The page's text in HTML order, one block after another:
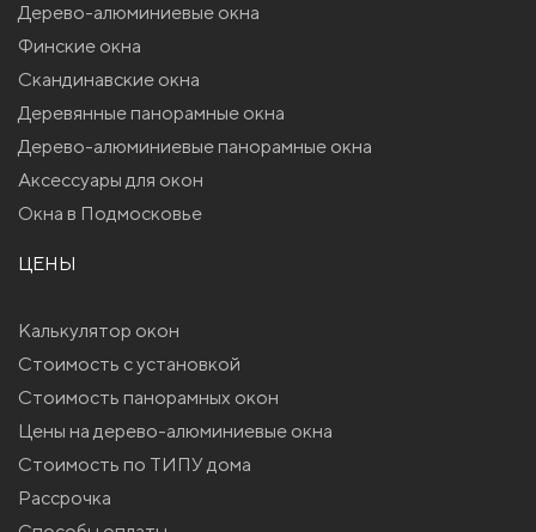
Дерево-алюминиевые окна
Финские окна
Скандинавские окна
Деревянные панорамные окна
Дерево-алюминиевые панорамные окна
Аксессуары для окон
Окна в Подмосковье
ЦЕНЫ
Калькулятор окон
Стоимость с установкой
Стоимость панорамных окон
Цены на дерево-алюминиевые окна
Стоимость по ТИПУ дома
Рассрочка